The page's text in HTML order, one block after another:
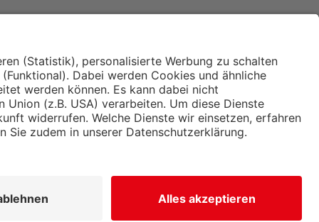
Institut für Makroökonomie
und Konjunkturforschung